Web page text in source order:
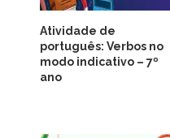
Atividade de
português: Verbos no
modo indicativo – 7º
ano